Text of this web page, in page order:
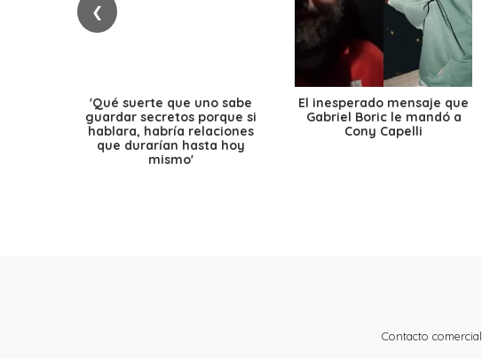
❮
'Qué suerte que uno sabe
guardar secretos porque si
hablara, habría relaciones
que durarían hasta hoy
mismo'
El inesperado mensaje que
Gabriel Boric le mandó a
Cony Capelli
Contacto comercial